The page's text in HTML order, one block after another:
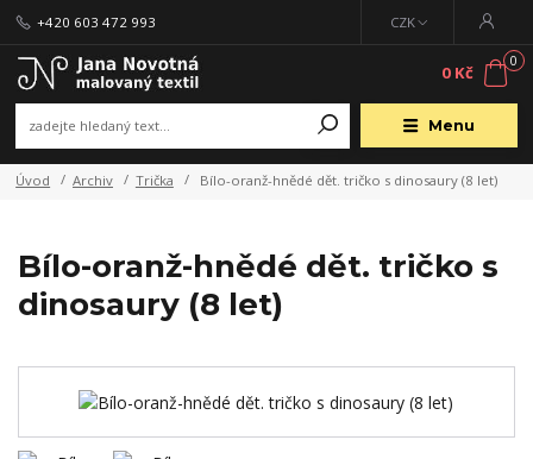
Menu
CZK
+420 603 472 993
0
0 Kč
Úvod Archiv Trička Bílo-oranž-hnědé dět. tričko s dinosaury (8 let)
Bílo-oranž-hnědé dět. tričko s
dinosaury (8 let)